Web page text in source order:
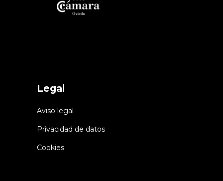
Legal
Aviso legal
Privacidad de datos
Cookies